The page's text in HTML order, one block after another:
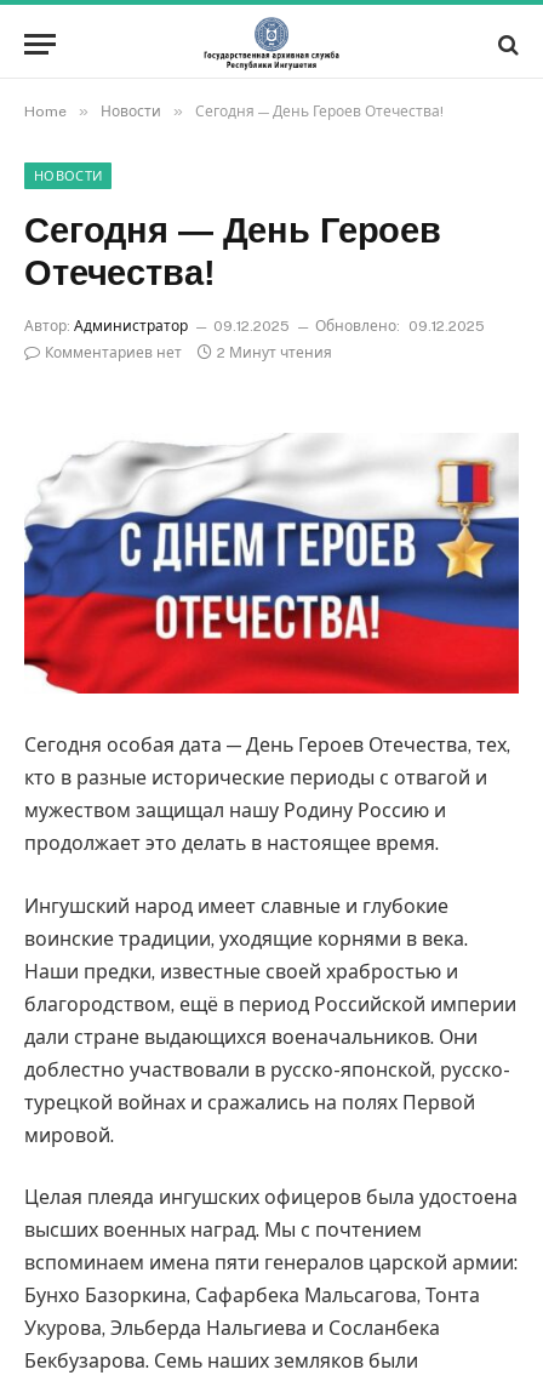
Home » Новости » Сегодня — День Героев Отечества!
НОВОСТИ
Сегодня — День Героев
Отечества!
Автор: Администратор 09.12.2025 Обновлено:
09.12.2025
Комментариев нет
2 Минут чтения
Сегодня особая дата — День Героев Отечества, тех,
кто в разные исторические периоды с отвагой и
мужеством защищал нашу Родину Россию и
продолжает это делать в настоящее время.
Ингушский народ имеет славные и глубокие
воинские традиции, уходящие корнями в века.
Наши предки, известные своей храбростью и
благородством, ещё в период Российской империи
дали стране выдающихся военачальников. Они
доблестно участвовали в русско-японской, русско-
турецкой войнах и сражались на полях Первой
мировой.
Целая плеяда ингушских офицеров была удостоена
высших военных наград. Мы с почтением
вспоминаем имена пяти генералов царской армии:
Бунхо Базоркина, Сафарбека Мальсагова, Тонта
Укурова, Эльберда Нальгиева и Сосланбека
Бекбузарова. Семь наших земляков были